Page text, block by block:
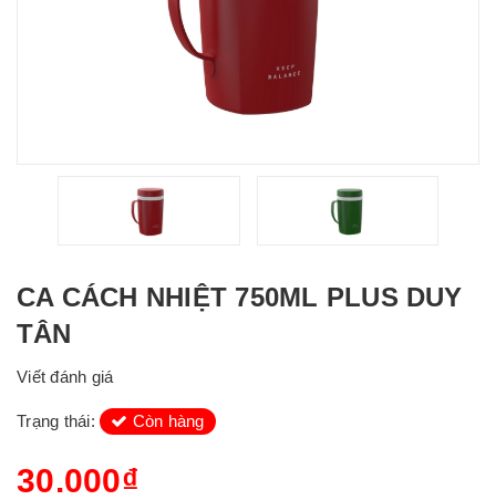
CA CÁCH NHIỆT 750ML PLUS DUY
TÂN
Viết đánh giá
Trạng thái: Còn hàng
30.000₫